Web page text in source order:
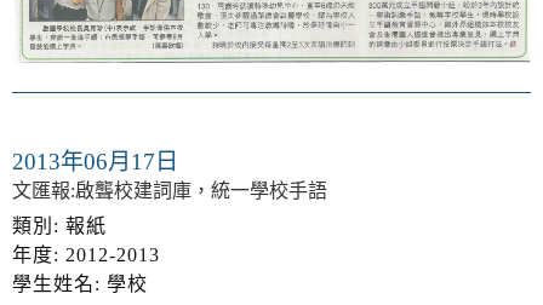
2013年06月17日
文匯報:啟聾校建詞庫，統一學校手語
類別: 報紙
年度: 2012-2013
學生姓名: 學校